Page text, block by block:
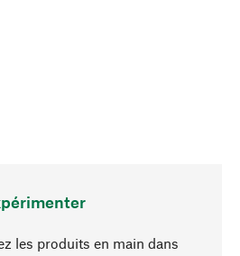
les produits en main dans